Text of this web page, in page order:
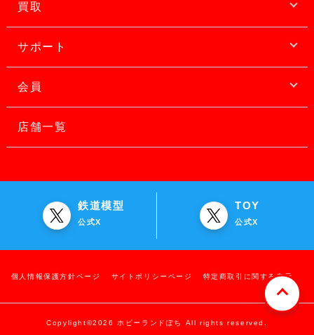
買取
サポート
会員
店舗一覧
鉄道模型
公式X
TOY
公式X
個人情報保護方針ページ サイトポリシーページ 特定商取引に関する表示
Copylight©2026 ホビーランドぽち All rights reserved.